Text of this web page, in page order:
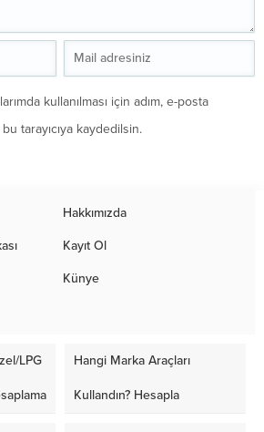
kullanılması için adım, e-posta
tarayıcıya kaydedilsin.
Hakkımızda
Kayıt Ol
Künye
LPG Hangi Marka Araçları
Kullandın? Hesapla